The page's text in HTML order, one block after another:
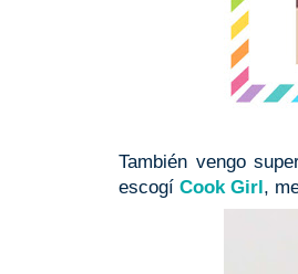
También vengo
escogí Cook Girl,